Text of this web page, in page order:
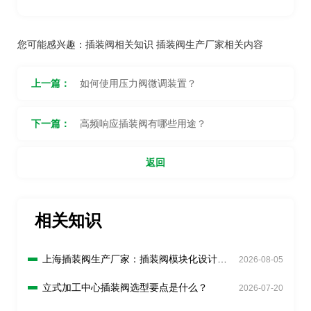
您可能感兴趣： 插装阀相关知识 插装阀生产厂家相关内容
上一篇： 如何使用压力阀微调装置？
下一篇： 高频响应插装阀有哪些用途？
返回
相关知识
上海插装阀生产厂家：插装阀模块化设计有
2026-08-05
立式加工中心插装阀选型要点是什么？ 2026-07-20